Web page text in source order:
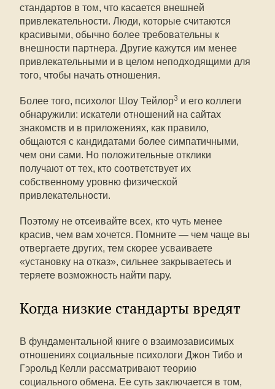
стандартов в том, что касается внешней
привлекательности. Люди, которые считаются
красивыми, обычно более требовательны к
внешности партнера. Другие кажутся им менее
привлекательными и в целом неподходящими для
того, чтобы начать отношения.
Более того, психолог Шоу Тейлор3 и его коллеги
обнаружили: искатели отношений на сайтах
знакомств и в приложениях, как правило,
общаются с кандидатами более симпатичными,
чем они сами. Но положительные отклики
получают от тех, кто соответствует их
собственному уровню физической
привлекательности.
Поэтому не отсеивайте всех, кто чуть менее
красив, чем вам хочется. Помните — чем чаще вы
отвергаете других, тем скорее усваиваете
«установку на отказ», сильнее закрываетесь и
теряете возможность найти пару.
Когда низкие стандарты вредят
В фундаментальной книге о взаимозависимых
отношениях социальные психологи Джон Тибо и
Гэрольд Келли рассматривают теорию
социального обмена. Ее суть заключается в том,